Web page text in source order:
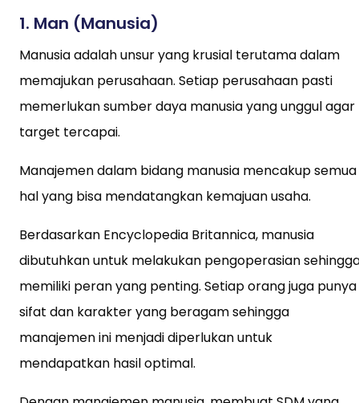
1. Man (Manusia)
Manusia adalah unsur yang krusial terutama dalam
memajukan perusahaan. Setiap perusahaan pasti
memerlukan sumber daya manusia yang unggul agar
target tercapai.
Manajemen dalam bidang manusia mencakup semua
hal yang bisa mendatangkan kemajuan usaha.
Berdasarkan Encyclopedia Britannica, manusia
dibutuhkan untuk melakukan pengoperasian
memiliki peran yang penting. Setiap orang juga punya
sifat dan karakter yang beragam sehingga
manajemen ini menjadi diperlukan untuk
mendapatkan hasil optimal.